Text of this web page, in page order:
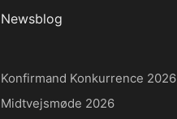
Newsblog
Konfirmand Konkurrence 2026
Midtvejsmøde 2026